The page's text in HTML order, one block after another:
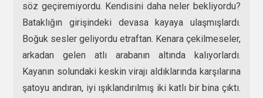
söz geçiremiyordu. Kendisini daha neler bekliyordu?
Bataklığın girişindeki devasa kayaya ulaşmışlardı.
Boğuk sesler geliyordu etraftan. Kenara çekilmeseler,
arkadan gelen atlı arabanın altında kalıyorlardı.
Kayanın solundaki keskin virajı aldıklarında karşılarına
şatoyu andıran, iyi ışıklandırılmış iki katlı bir bina çıktı.